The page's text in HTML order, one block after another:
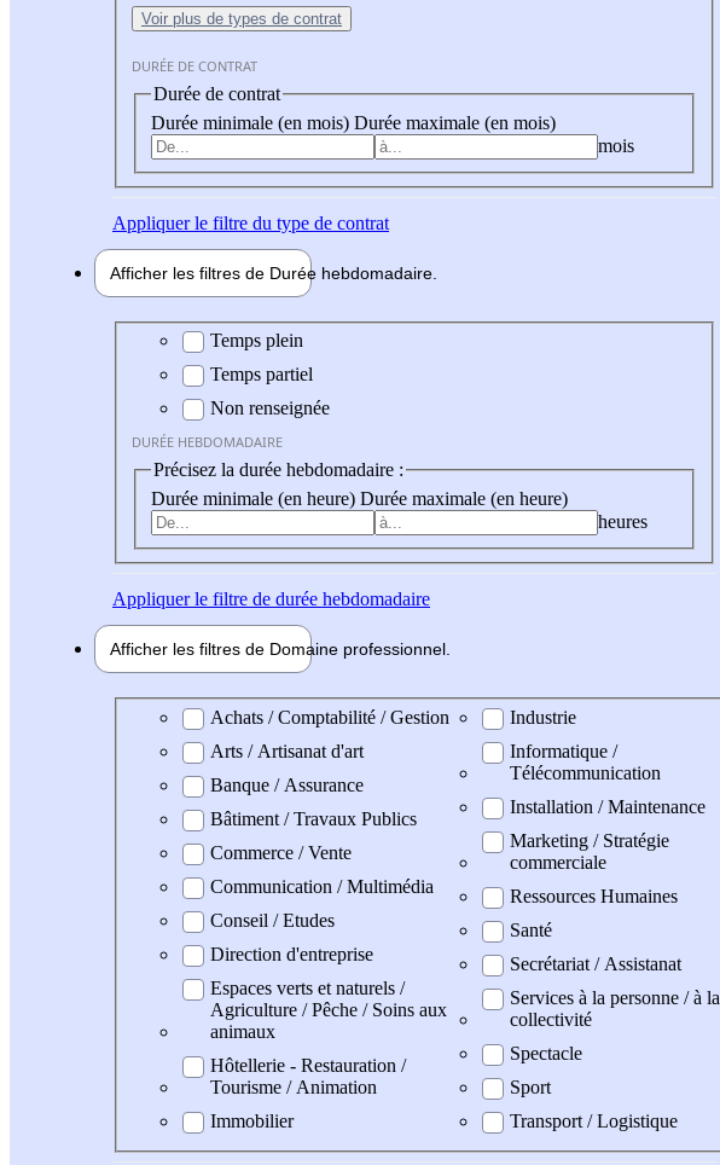
Voir plus de types de contrat
DURÉE DE CONTRAT
Durée de contrat
Durée minimale (en mois) Durée maximale (en mois)
mois
Appliquerle filtre du type de contrat
Afficher les filtres de Durée hebdomadaire
Durée hebdomadaire
Temps plein
Temps partiel
Non renseignée
DURÉE HEBDOMADAIRE
Précisez la durée hebdomadaire :
Durée minimale (en heure) Durée maximale (en heure)
heures
Appliquerle filtre de durée hebdomadaire
Afficher les filtres de Domaine professionnel
Domaine professionel
Achats / Comptabilité / Gestion
Arts / Artisanat d'art
Banque / Assurance
Bâtiment / Travaux Publics
Commerce / Vente
Communication / Multimédia
Conseil / Etudes
Direction d'entreprise
Espaces verts et naturels /
Agriculture / Pêche / Soins aux
animaux
Hôtellerie - Restauration /
Tourisme / Animation
Immobilier
Industrie
Informatique /
Télécommunication
Installation / Maintenance
Marketing / Stratégie
commerciale
Ressources Humaines
Santé
Secrétariat / Assistanat
Services à la personne / à la
collectivité
Spectacle
Sport
Transport / Logistique